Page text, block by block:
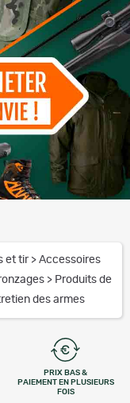
et tir > Accessoires
> Produits de
des armes
PRIX BAS &
PAIEMENT EN PLUSIEURS
FOIS